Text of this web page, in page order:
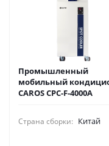
Промышленный
мобильный
CAROS CPC-F-4000A
Страна сборки: Китай